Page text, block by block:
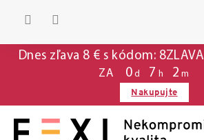
Dnes zľava 8 € s kódom: 8ZLAVA
ZA
0 d 7 h 2 m
Nakupujte